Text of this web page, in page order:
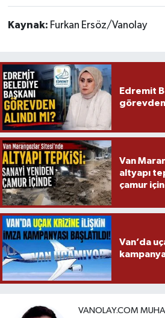
Kaynak: Furkan Ersöz/Vanolay
Edremit
görevden
Van
altyapı
çamur
Van’da
VANOLAY.COM